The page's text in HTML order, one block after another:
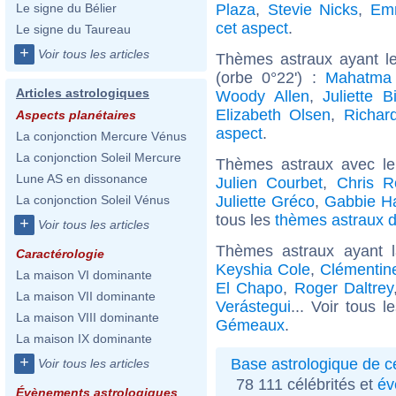
Le signe du Bélier
Le signe du Taureau
+ Voir tous les articles
Articles astrologiques
Aspects planétaires
La conjonction Mercure Vénus
La conjonction Soleil Mercure
Lune AS en dissonance
La conjonction Soleil Vénus
+ Voir tous les articles
Caractérologie
La maison VI dominante
La maison VII dominante
La maison VIII dominante
La maison IX dominante
+ Voir tous les articles
Évènements astrologiques
Plaza, Stevie Nicks,
cet aspect.
Thèmes astraux ayant
(orbe 0°22') :
Woody Allen, Juliette
Elizabeth Olsen,
aspect.
Thèmes astraux avec
Julien Courbet, Chris
Juliette Gréco, Gabbie
tous les thèmes astraux
Thèmes astraux
Keyshia Cole,
El Chapo, Roger Daltrey
Verástegui... Voir tous
Gémeaux.
Base astrologique de
78 111 célébrités et